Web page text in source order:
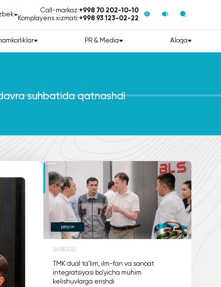
Call-markaz:+998 70 202-10-10
Komplayens xizmati:+998 93 123-02-22
PR & Media Aloqa
suhbatida qatnashdi
jarayon
06.08.2026
TMK dual ta'lim, ilm-fan va sanoat
integratsiyasi bo‘yicha muhim
kelishuvlarga erishdi